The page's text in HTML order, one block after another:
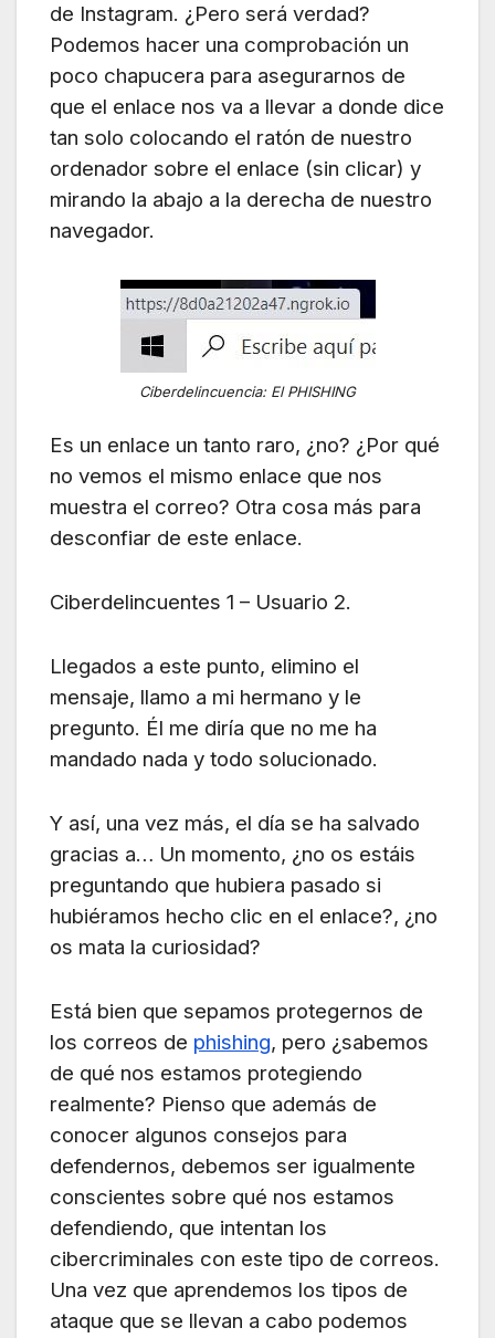
de Instagram. ¿Pero será verdad?
Podemos hacer una comprobación un
poco chapucera para asegurarnos de
que el enlace nos va a llevar a donde dice
tan solo colocando el ratón de nuestro
ordenador sobre el enlace (sin clicar) y
mirando la abajo a la derecha de nuestro
navegador.
Ciberdelincuencia: El PHISHING
Es un enlace un tanto raro, ¿no? ¿Por qué
no vemos el mismo enlace que nos
muestra el correo? Otra cosa más para
desconfiar de este enlace.
Ciberdelincuentes 1 – Usuario 2.
Llegados a este punto, elimino el
mensaje, llamo a mi hermano y le
pregunto. Él me diría que no me ha
mandado nada y todo solucionado.
Y así, una vez más, el día se ha salvado
gracias a… Un momento, ¿no os estáis
preguntando que hubiera pasado si
hubiéramos hecho clic en el enlace?, ¿no
os mata la curiosidad?
Está bien que sepamos protegernos de
los correos de phishing, pero ¿sabemos
de qué nos estamos protegiendo
realmente? Pienso que además de
conocer algunos consejos para
defendernos, debemos ser igualmente
conscientes sobre qué nos estamos
defendiendo, que intentan los
cibercriminales con este tipo de correos.
Una vez que aprendemos los tipos de
ataque que se llevan a cabo podemos